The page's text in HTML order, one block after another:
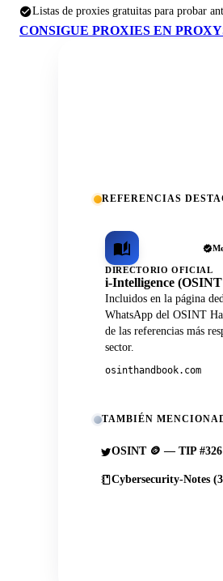
Listas de proxies gratuitas para probar
CONSIGUE PROXIES EN
REFERENCIAS
DIRECTORIO OFICIAL
i-Intelligence
Incluidos en la página
WhatsApp del OSINT
de las referencias más
sector.
osinthandbook.com
TAMBIÉN
OSINT 🪙 — TIP #326
Cybersecurity-Notes